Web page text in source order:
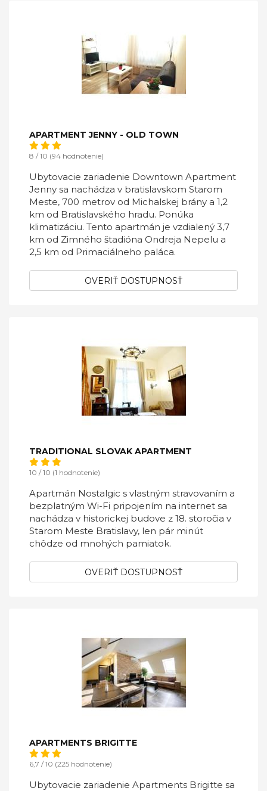
APARTMENT JENNY - OLD TOWN
8 / 10 (94 hodnotenie)
Ubytovacie zariadenie Downtown Apartment
Jenny sa nachádza v bratislavskom Starom
Meste, 700 metrov od Michalskej brány a 1,2
km od Bratislavského hradu. Ponúka
klimatizáciu. Tento apartmán je vzdialený 3,7
km od Zimného štadióna Ondreja Nepelu a
2,5 km od Primaciálneho paláca.
OVERIŤ DOSTUPNOSŤ
TRADITIONAL SLOVAK APARTMENT
10 / 10 (1 hodnotenie)
Apartmán Nostalgic s vlastným stravovaním a
bezplatným Wi-Fi pripojením na internet sa
nachádza v historickej budove z 18. storočia v
Starom Meste Bratislavy, len pár minút
chôdze od mnohých pamiatok.
OVERIŤ DOSTUPNOSŤ
APARTMENTS BRIGITTE
6,7 / 10 (225 hodnotenie)
Ubytovacie zariadenie Apartments Brigitte sa